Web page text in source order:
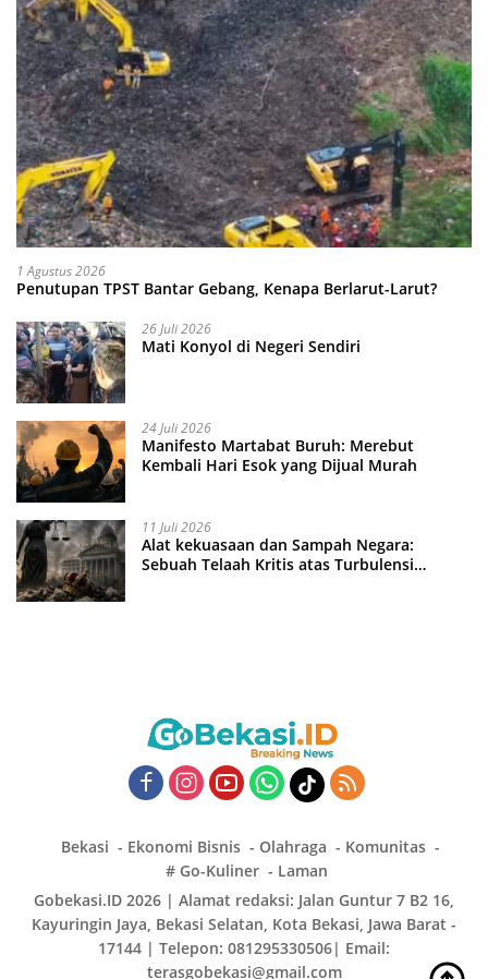
1 Agustus 2026
Penutupan TPST Bantar Gebang, Kenapa Berlarut-Larut?
26 Juli 2026
Mati Konyol di Negeri Sendiri
24 Juli 2026
Manifesto Martabat Buruh: Merebut
Kembali Hari Esok yang Dijual Murah
11 Juli 2026
Alat kekuasaan dan Sampah Negara:
Sebuah Telaah Kritis atas Turbulensi
Bekasi Ekonomi Bisnis Olahraga
Komunitas
# Go-Kuliner
Laman
Gobekasi.ID 2026 | Alamat redaksi: Jalan Guntur 7 B2 16,
Kayuringin Jaya, Bekasi Selatan, Kota Bekasi, Jawa Barat -
17144 | Telepon: 081295330506| Email:
terasgobekasi@gmail.com